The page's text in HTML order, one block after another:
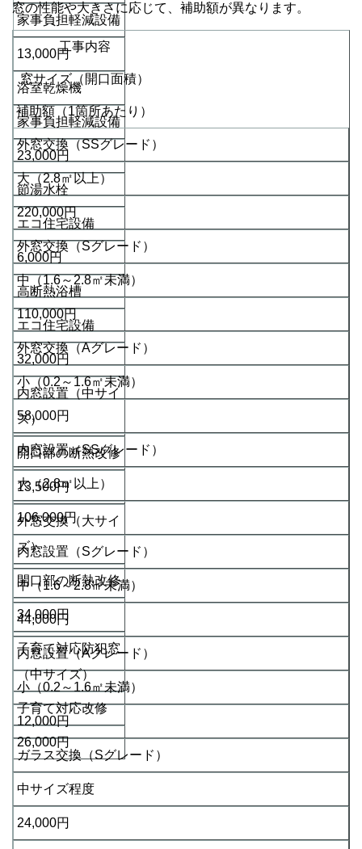
家事負担軽減設備
13,000円
浴室乾燥機
家事負担軽減設備
23,000円
節湯水栓
エコ住宅設備
6,000円
高断熱浴槽
エコ住宅設備
32,000円
内窓設置（中サイ
ズ）
開口部の断熱改修
13,500円
外窓交換（大サイ
ズ）
開口部の断熱改修
34,000円
子育て対応防犯窓
（中サイズ）
子育て対応改修
26,000円
窓の性能や大きさに応じて、補助額が異なります。
工事内容
窓サイズ（開口面積）
補助額（1箇所あたり）
外窓交換（SSグレード）
大（2.8㎡以上）
220,000円
外窓交換（Sグレード）
中（1.6～2.8㎡未満）
110,000円
外窓交換（Aグレード）
小（0.2～1.6㎡未満）
58,000円
内窓設置（SSグレード）
大（2.8㎡以上）
106,000円
内窓設置（Sグレード）
中（1.6～2.8㎡未満）
44,000円
内窓設置（Aグレード）
小（0.2～1.6㎡未満）
12,000円
ガラス交換（Sグレード）
中サイズ程度
24,000円